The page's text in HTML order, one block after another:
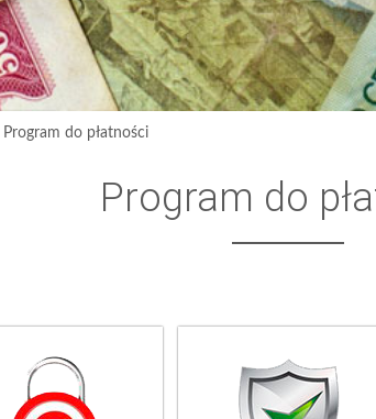
Program do płatności
Program do